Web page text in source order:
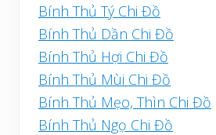
Bính Thủ Tý Chi Đồ
Bính Thủ Dần Chi Đồ
Bính Thủ Hợi Chi Đồ
Bính Thủ Mùi Chi Đồ
Bính Thủ Mẹo, Thìn Chi Đồ
Bính Thủ Ngọ Chi Đồ